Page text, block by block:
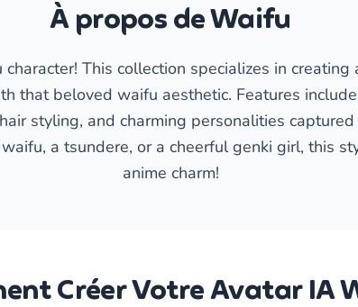
À propos de Waifu
This collection specializes in
that beloved waifu aesthetic. Features
styling, and charming personalities
a tsundere, or a cheerful genki girl, this
anime charm!
Créer Votre Avatar IA